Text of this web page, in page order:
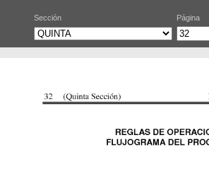
Sección Página